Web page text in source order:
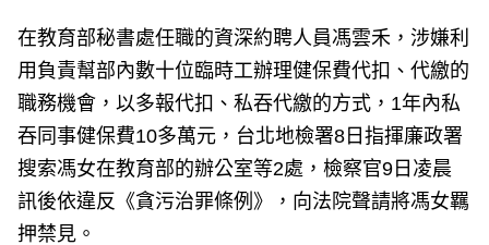
在教育部秘書處任職的資深約聘人員馮雲禾，涉嫌利
用負責幫部內數十位臨時工辦理健保費代扣、代繳的
職務機會，以多報代扣、私吞代繳的方式，1年內私
吞同事健保費10多萬元，台北地檢署8日指揮廉政署
搜索馮女在教育部的辦公室等2處，檢察官9日凌晨
訊後依違反《貪污治罪條例》，向法院聲請將馮女羈
押禁見。